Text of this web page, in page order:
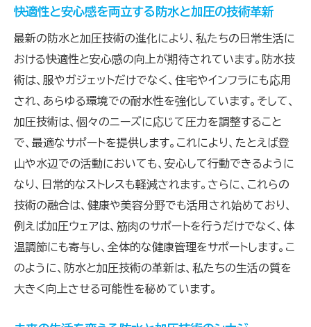
防水性能を高める加圧技術の実際
実用性を高める防水と加圧の技術的進化
加圧技術による防水の新たな展開
防水と加圧の技術が生み出す実用的な利点
環境に左右されない防水と加圧の最新技術の実
力
最新技術が実現する環境に強い防水性能
加圧技術と防水の組み合わせが環境耐性を
強化
環境に影響されない防水と加圧の技術的優
防水と加圧が提供する変わらぬ快適性
快適性と安心感を両立する防水と加圧の技術革新
最新の防水と加圧技術の進化により、私たちの日常生活に
おける快適性と安心感の向上が期待されています。防水技
術は、服やガジェットだけでなく、住宅やインフラにも応用
され、あらゆる環境での耐水性を強化しています。そして、
加圧技術は、個々のニーズに応じて圧力を調整すること
で、最適なサポートを提供します。これにより、たとえば登
山や水辺での活動においても、安心して行動できるように
なり、日常的なストレスも軽減されます。さらに、これらの
技術の融合は、健康や美容分野でも活用され始めており、
例えば加圧ウェアは、筋肉のサポートを行うだけでなく、体
温調節にも寄与し、全体的な健康管理をサポートします。こ
のように、防水と加圧技術の革新は、私たちの生活の質を
大きく向上させる可能性を秘めています。